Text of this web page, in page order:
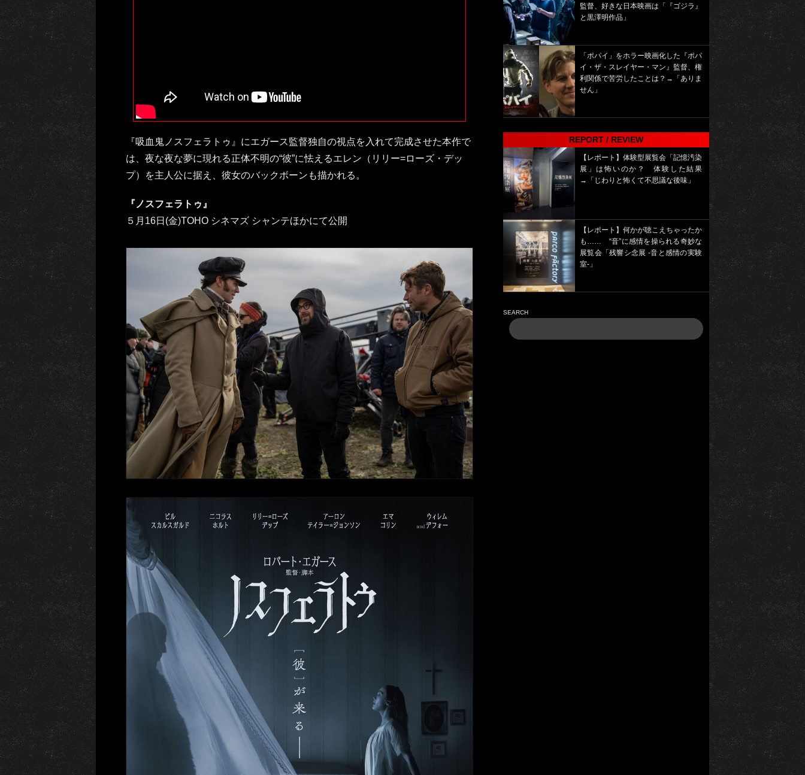
『吸血鬼ノスフェラトゥ』にエガース監督独自の視点を入れて完成させた本作で
は、夜な夜な夢に現れる正体不明の“彼”に怯えるエレン（リリー=ローズ・デッ
プ）を主人公に据え、彼女のバックボーンも描かれる。
『ノスフェラトゥ』
５月16日(金)TOHO シネマズ シャンテほかにて公開
監督、好きな日本映画は「『ゴジラ』
と黒澤明作品」
「ポパイ」をホラー映画化した『ポパ
イ・ザ・スレイヤー・マン』監督、権
利関係で苦労したことは？→「ありま
せん」
REPORT / REVIEW
【レポート】体験型展覧会「記憶汚染
展」は怖いのか？ 体験した結果
→「じわりと怖くて不思議な後味」
【レポート】何かが聴こえちゃったか
も…… “音”に感情を操られる奇妙な
展覧会「残響シ念展 -⾳と感情の実験
室-」
SEARCH